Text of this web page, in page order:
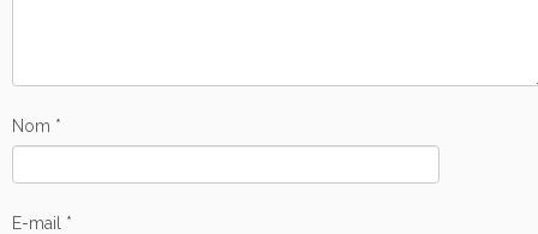
Nom *
E-mail *